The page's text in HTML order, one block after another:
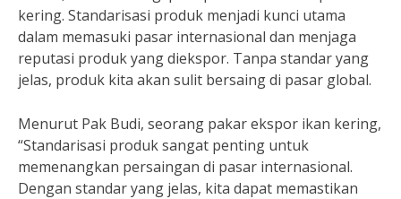
kering. Standarisasi produk menjadi kunci utama
dalam memasuki pasar internasional dan menjaga
reputasi produk yang diekspor. Tanpa standar yang
jelas, produk kita akan sulit bersaing di pasar global.
Menurut Pak Budi, seorang pakar ekspor ikan kering,
“Standarisasi produk sangat penting untuk
memenangkan persaingan di pasar internasional.
Dengan standar yang jelas, kita dapat memastikan